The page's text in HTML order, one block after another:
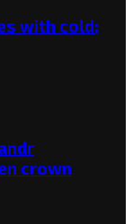
with cold;
crown